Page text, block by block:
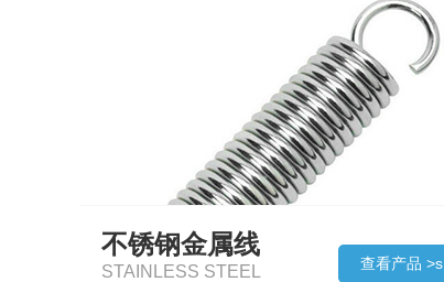
不锈钢金属线
STAINLESS STEEL 查看产品 >s